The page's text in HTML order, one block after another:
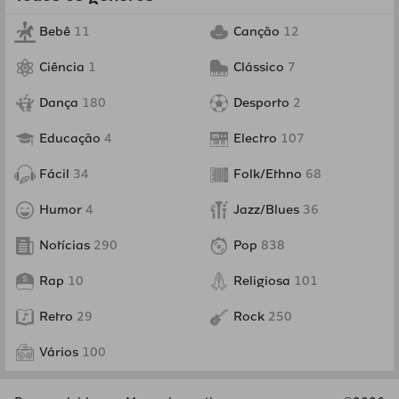
Bebê 11 Canção 12
Ciência 1 Clássico 7
Dança 180 Desporto 2
Educação 4 Electro 107
Fácil 34 Folk/Ethno 68
Humor 4 Jazz/Blues 36
Notícias 290 Pop 838
Rap 10 Religiosa 101
Retro 29 Rock 250
Vários 100